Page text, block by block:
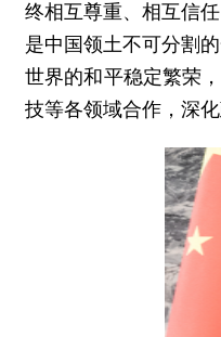
终相互尊重、相互信
是中国领土不可分割
世界的和平稳定繁荣
技等各领域合作，深